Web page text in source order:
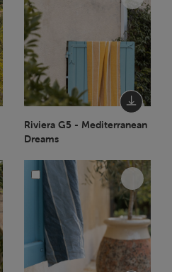
Riviera G5 - Mediterranean
Dreams